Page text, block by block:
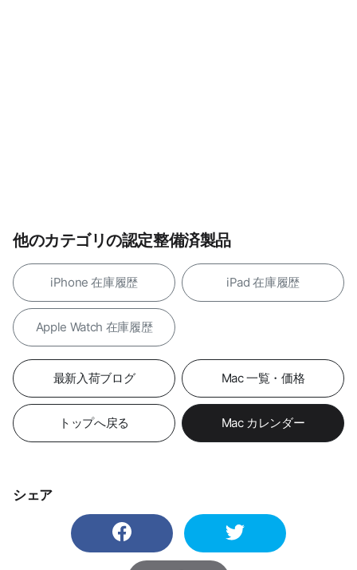
他のカテゴリの認定整備済製品
iPhone 在庫履歴 iPad 在庫履歴
Apple Watch 在庫履歴
最新入荷ブログ Mac 一覧・価格
トップへ戻る Mac カレンダー
シェア